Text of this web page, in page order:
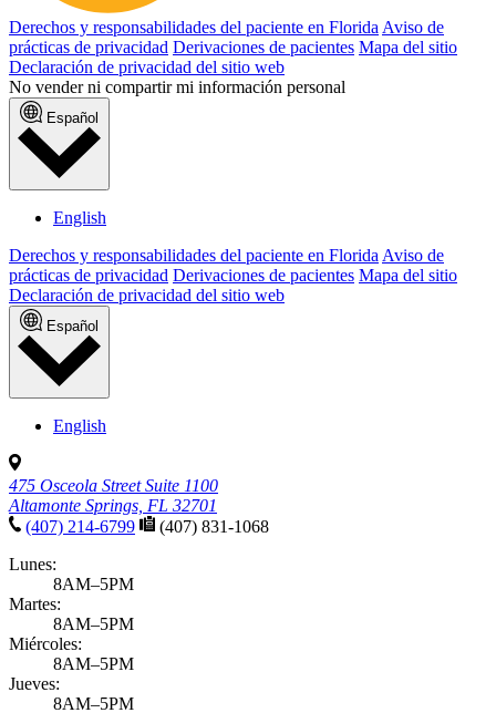
Derechos y responsabilidades del paciente en Florida Aviso de
prácticas de privacidad Derivaciones de pacientes Mapa del sitio
Declaración de privacidad del sitio web
No vender ni compartir mi información personal
Español
English
Derechos y responsabilidades del paciente en Florida Aviso de
prácticas de privacidad Derivaciones de pacientes Mapa del sitio
Declaración de privacidad del sitio web
Español
English
475 Osceola Street Suite 1100
Altamonte Springs, FL 32701
(407) 214-6799
(407) 831-1068
Lunes:
8AM–5PM
Martes:
8AM–5PM
Miércoles:
8AM–5PM
Jueves:
8AM–5PM